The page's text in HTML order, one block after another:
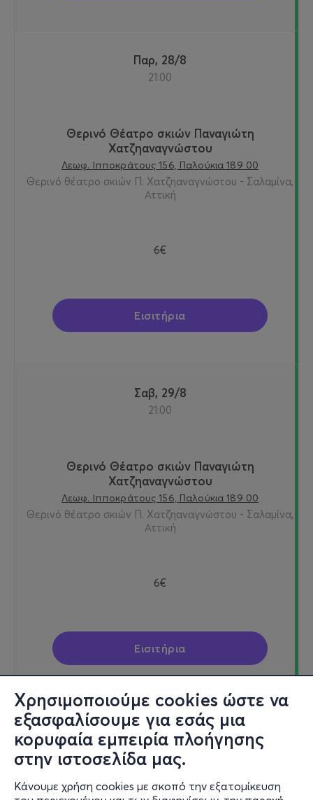
Χρησιμοποιούμε cookies ώστε να
εξασφαλίσουμε για εσάς μια
κορυφαία εμπειρία πλοήγησης
στην ιστοσελίδα μας.
Κάνουμε χρήση cookies με σκοπό την εξατομίκευση
Παρ, 28/8
21:00
Θερινό Θέατρο σκιών Παναγιώτη
Χατζηαναγνώστου
Λεωφ. Ιπποκράτους 156, Παλούκια 189 00
Θερινό θέατρο σκιών Π. Χατζηαναγνώστου - Σαλαμίνα,
Αττική
6€
Εισιτήρια
Σαβ, 29/8
21:00
Θερινό Θέατρο σκιών Παναγιώτη
Χατζηαναγνώστου
Λεωφ. Ιπποκράτους 156, Παλούκια 189 00
Θερινό θέατρο σκιών Π. Χατζηαναγνώστου - Σαλαμίνα,
Αττική
6€
Εισιτήρια
Κυρ, 30/8
21:00